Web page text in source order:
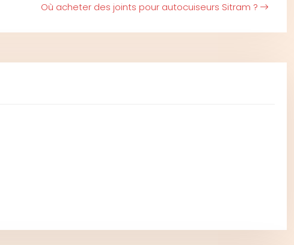
Où acheter des joints pour autocuiseurs Sitram ?